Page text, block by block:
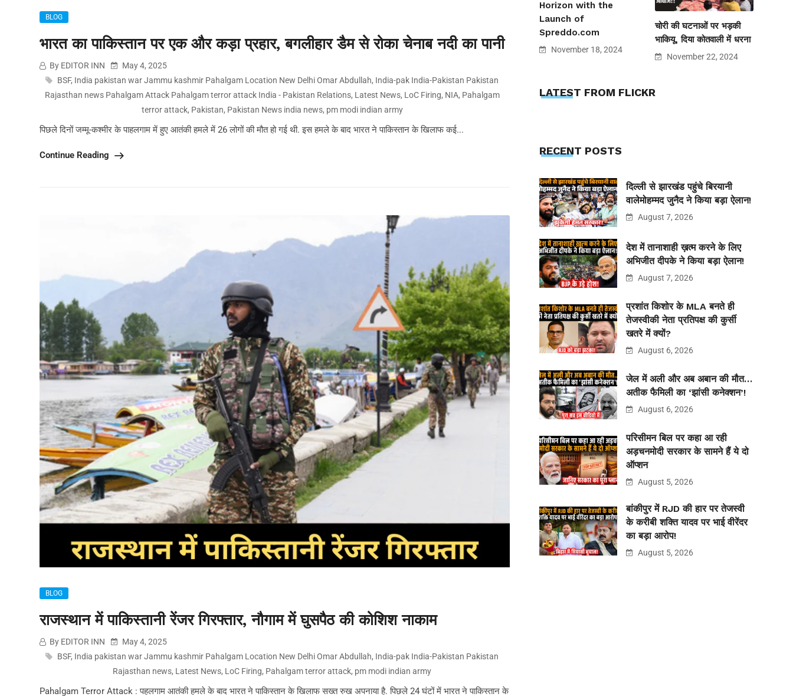
BLOG
भारत का पाकिस्तान पर एक और कड़ा प्रहार, बगलीहार डैम से रोका चेनाब नदी का पानी
By EDITOR INN
May 4, 2025
BSF, India pakistan war Jammu kashmir Pahalgam Location New Delhi Omar Abdullah, India-pak India-Pakistan Pakistan
Rajasthan news Pahalgam Attack Pahalgam terror attack India - Pakistan Relations, Latest News, LoC Firing, NIA, Pahalgam
terror attack, Pakistan, Pakistan News india news, pm modi indian army
पिछले दिनों जम्मू-कश्मीर के पाहलगाम में हुए आतंकी हमले में 26 लोगों की मौत हो गई थी. इस हमले के बाद भारत ने पाकिस्तान के खिलाफ कई...
Continue Reading
BLOG
राजस्थान में पाकिस्तानी रेंजर गिरफ्तार, नौगाम में घुसपैठ की कोशिश नाकाम
By EDITOR INN
May 4, 2025
BSF, India pakistan war Jammu kashmir Pahalgam Location New Delhi Omar Abdullah, India-pak India-Pakistan Pakistan
Rajasthan news, Latest News, LoC Firing, Pahalgam terror attack, pm modi indian army
Pahalgam Terror Attack : पहलगाम आतंकी हमले के बाद भारत ने पाकिस्तान के खिलाफ सख्त रुख अपनाया है. पिछले 24 घंटों में भारत ने पाकिस्तान के
Horizon with the
Launch of
Spreddo.com
November 18, 2024
चोरी की घटनाओं पर भड़की
भाकियू, दिया कोतवाली में धरना
November 22, 2024
LATEST FROM FLICKR
RECENT POSTS
दिल्ली से झारखंड पहुंचे बिरयानी
वालेमोहम्मद जुनैद ने किया बड़ा ऐलान!
August 7, 2026
देश में तानाशाही ख़त्म करने के लिए
अभिजीत दीपके ने किया बड़ा ऐलान!
August 7, 2026
प्रशांत किशोर के MLA बनते ही
तेजस्वीकी नेता प्रतिपक्ष की कुर्सी
खतरे में क्यों?
August 6, 2026
जेल में अली और अब अबान की मौत…
अतीक फैमिली का ‘झांसी कनेक्शन’!
August 6, 2026
परिसीमन बिल पर कहा आ रही
अड़चनमोदी सरकार के सामने हैं ये दो
ऑप्शन
August 5, 2026
बांकीपुर में RJD की हार पर तेजस्वी
के करीबी शक्ति यादव पर भाई वीरेंदर
का बड़ा आरोप!
August 5, 2026